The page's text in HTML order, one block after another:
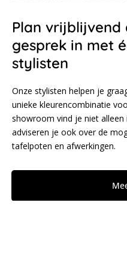
Plan vrijblijvend
gesprek in met
stylisten
Onze stylisten helpen je
unieke kleurencombinatie
showroom vind je niet
adviseren je ook over de
tafelpoten en afwerkingen.